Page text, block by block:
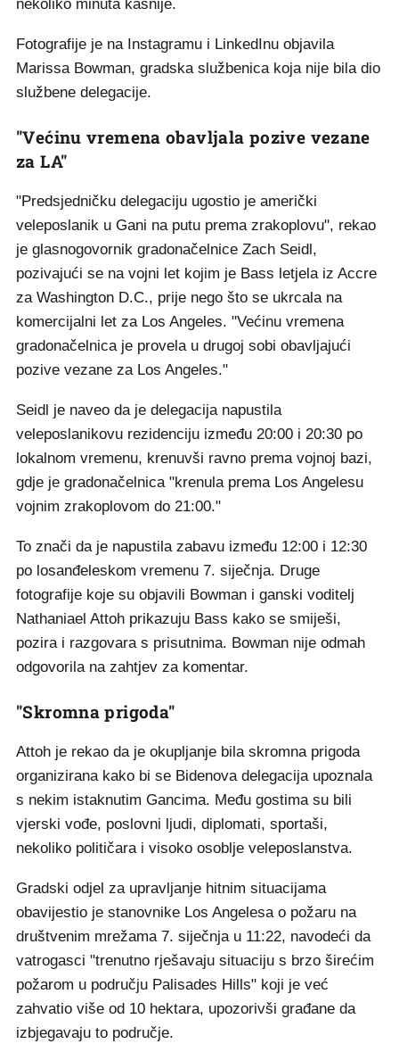
nekoliko minuta kasnije.
Fotografije je na Instagramu i LinkedInu objavila
Marissa Bowman, gradska službenica koja nije bila dio
službene delegacije.
"Većinu vremena obavljala pozive vezane
za LA"
"Predsjedničku delegaciju ugostio je američki
veleposlanik u Gani na putu prema zrakoplovu", rekao
je glasnogovornik gradonačelnice Zach Seidl,
pozivajući se na vojni let kojim je Bass letjela iz Accre
za Washington D.C., prije nego što se ukrcala na
komercijalni let za Los Angeles. "Većinu vremena
gradonačelnica je provela u drugoj sobi obavljajući
pozive vezane za Los Angeles."
Seidl je naveo da je delegacija napustila
veleposlanikovu rezidenciju između 20:00 i 20:30 po
lokalnom vremenu, krenuvši ravno prema vojnoj bazi,
gdje je gradonačelnica "krenula prema Los Angelesu
vojnim zrakoplovom do 21:00."
To znači da je napustila zabavu između 12:00 i 12:30
po losanđeleskom vremenu 7. siječnja. Druge
fotografije koje su objavili Bowman i ganski voditelj
Nathaniael Attoh prikazuju Bass kako se smiješi,
pozira i razgovara s prisutnima. Bowman nije odmah
odgovorila na zahtjev za komentar.
"Skromna prigoda"
Attoh je rekao da je okupljanje bila skromna prigoda
organizirana kako bi se Bidenova delegacija upoznala
s nekim istaknutim Gancima. Među gostima su bili
vjerski vođe, poslovni ljudi, diplomati, sportaši,
nekoliko političara i visoko osoblje veleposlanstva.
Gradski odjel za upravljanje hitnim situacijama
obavijestio je stanovnike Los Angelesa o požaru na
društvenim mrežama 7. siječnja u 11:22, navodeći da
vatrogasci "trenutno rješavaju situaciju s brzo širećim
požarom u području Palisades Hills" koji je već
zahvatio više od 10 hektara, upozorivši građane da
izbjegavaju to područje.